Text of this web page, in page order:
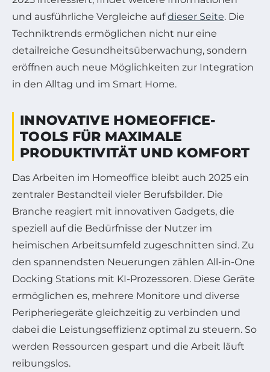
und ausführliche Vergleiche aufdieser Seite. Die
Techniktrends ermöglichen nicht nur eine
detailreiche Gesundheitsüberwachung, sondern
eröffnen auch neue Möglichkeiten zur Integration
in den Alltag und im Smart Home.
INNOVATIVE HOMEOFFICE-
TOOLS FÜR MAXIMALE
PRODUKTIVITÄT UND KOMFORT
Das Arbeiten im Homeoffice bleibt auch 2025 ein
zentraler Bestandteil vieler Berufsbilder. Die
Branche reagiert mit innovativen Gadgets, die
speziell auf die Bedürfnisse der Nutzer im
heimischen Arbeitsumfeld zugeschnitten sind. Zu
den spannendsten Neuerungen zählen All-in-One
Docking Stations mit KI-Prozessoren. Diese Geräte
ermöglichen es, mehrere Monitore und diverse
Peripheriegeräte gleichzeitig zu verbinden und
dabei die Leistungseffizienz optimal zu steuern. So
werden Ressourcen gespart und die Arbeit läuft
reibungslos.